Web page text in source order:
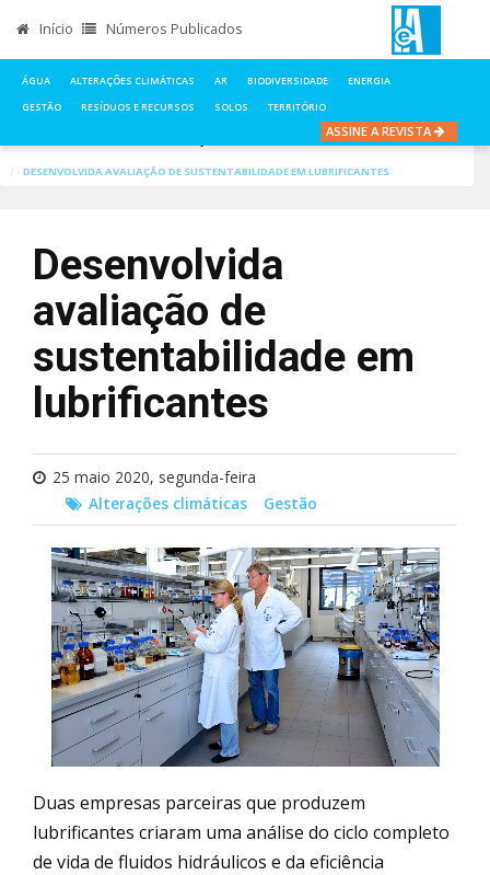
Início Números Publicados
ÁGUA ALTERAÇÕES CLIMÁTICAS AR BIODIVERSIDADE
ENERGIA
GESTÃO
RESÍDUOS E RECURSOS SOLOS TERRITÓRIO
ASSINE A REVISTA
DESENVOLVIDA AVALIAÇÃO DE SUSTENTABILIDADE EM LUBRIFICANTES
Desenvolvida
avaliação de
sustentabilidade em
lubrificantes
25 maio 2020, segunda-feira
Alterações climáticas
Gestão
Duas empresas parceiras que produzem
lubrificantes criaram uma análise do ciclo completo
de vida de fluidos hidráulicos e da eficiência